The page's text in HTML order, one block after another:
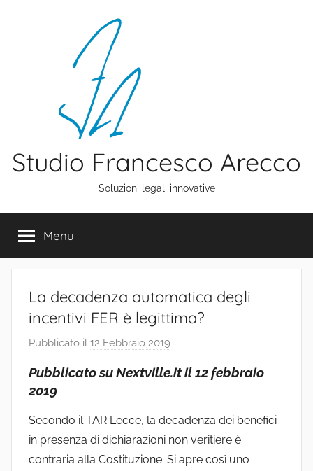
Studio Francesco Arecco
Soluzioni legali innovative
Menu
La decadenza automatica degli
incentivi FER è legittima?
Pubblicato il 12 Febbraio 2019
S
u
Pubblicato su Nextville.it il 12 febbraio
2019
Secondo il TAR Lecce, la decadenza dei benefici
in presenza di dichiarazioni non veritiere è
contraria alla Costituzione. Si apre così uno